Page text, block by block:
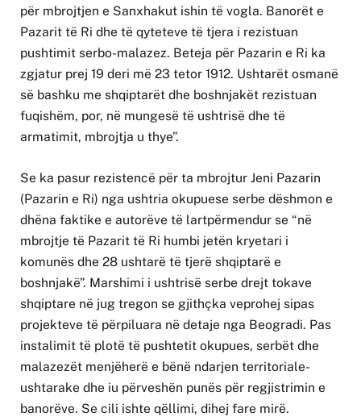
për mbrojtjen e Sanxhakut ishin të vogla. Banorët e
Pazarit të Ri dhe të qyteteve të tjera i rezistuan
pushtimit serbo-malazez. Beteja për Pazarin e Ri ka
zgjatur prej 19 deri më 23 tetor 1912. Ushtarët osmanë
së bashku me shqiptarët dhe boshnjakët rezistuan
fuqishëm, por, në mungesë të ushtrisë dhe të
armatimit, mbrojtja u thye”.
Se ka pasur rezistencë për ta mbrojtur Jeni Pazarin
(Pazarin e Ri) nga ushtria okupuese serbe dëshmon e
dhëna faktike e autorëve të lartpërmendur se “në
mbrojtje të Pazarit të Ri humbi jetën kryetari i
komunës dhe 28 ushtarë të tjerë shqiptarë e
boshnjakë”. Marshimi i ushtrisë serbe drejt tokave
shqiptare në jug tregon se gjithçka veprohej sipas
projekteve të përpiluara në detaje nga Beogradi. Pas
instalimit të plotë të pushtetit okupues, serbët dhe
malazezët menjëherë e bënë ndarjen territoriale-
ushtarake dhe iu përveshën punës për regjistrimin e
banorëve. Se cili ishte qëllimi, dihej fare mirë.